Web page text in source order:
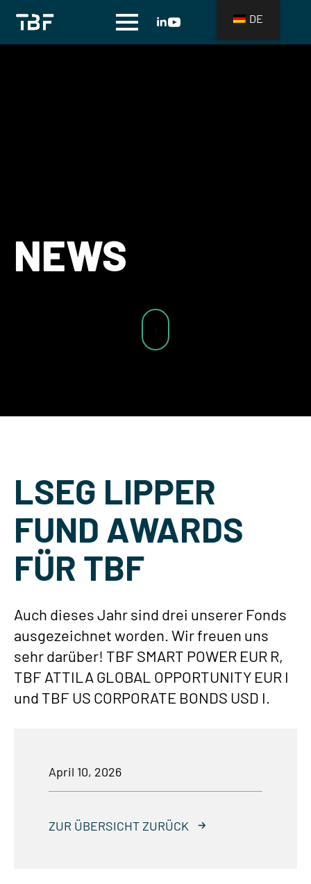
NEWS
LSEG LIPPER
FUND AWARDS
FÜR TBF
Auch dieses Jahr sind drei unserer Fonds
ausgezeichnet worden. Wir freuen uns
sehr darüber! TBF SMART POWER EUR R,
TBF ATTILA GLOBAL OPPORTUNITY EUR I
und TBF US CORPORATE BONDS USD I.
April 10, 2026
ZUR ÜBERSICHT ZURÜCK
DE